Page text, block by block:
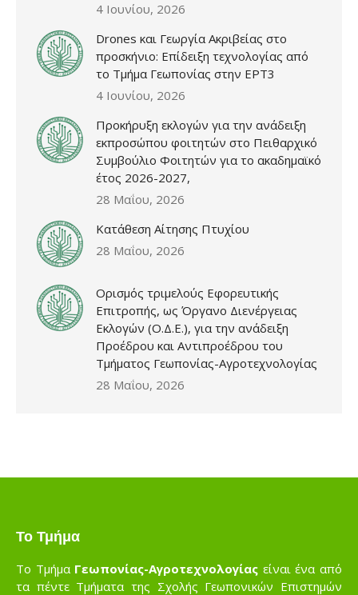
4 Ιουνίου, 2026
Drones και Γεωργία Ακριβείας στο
προσκήνιο: Επίδειξη τεχνολογίας από
το Τμήμα Γεωπονίας στην ΕΡΤ3
4 Ιουνίου, 2026
Προκήρυξη εκλογών για την ανάδειξη
εκπροσώπου φοιτητών στο Πειθαρχικό
Συμβούλιο Φοιτητών για το ακαδημαϊκό
έτος 2026-2027,
28 Μαΐου, 2026
Κατάθεση Αίτησης Πτυχίου
28 Μαΐου, 2026
Ορισμός τριμελούς Εφορευτικής
Επιτροπής, ως Όργανο Διενέργειας
Εκλογών (Ο.Δ.Ε.), για την ανάδειξη
Προέδρου και Αντιπροέδρου του
Τμήματος Γεωπονίας-Αγροτεχνολογίας
28 Μαΐου, 2026
Το Τμήμα
Το Τμήμα Γεωπονίας-Αγροτεχνολογίας είναι ένα από
τα πέντε Τμήματα της Σχολής Γεωπονικών Επιστημών